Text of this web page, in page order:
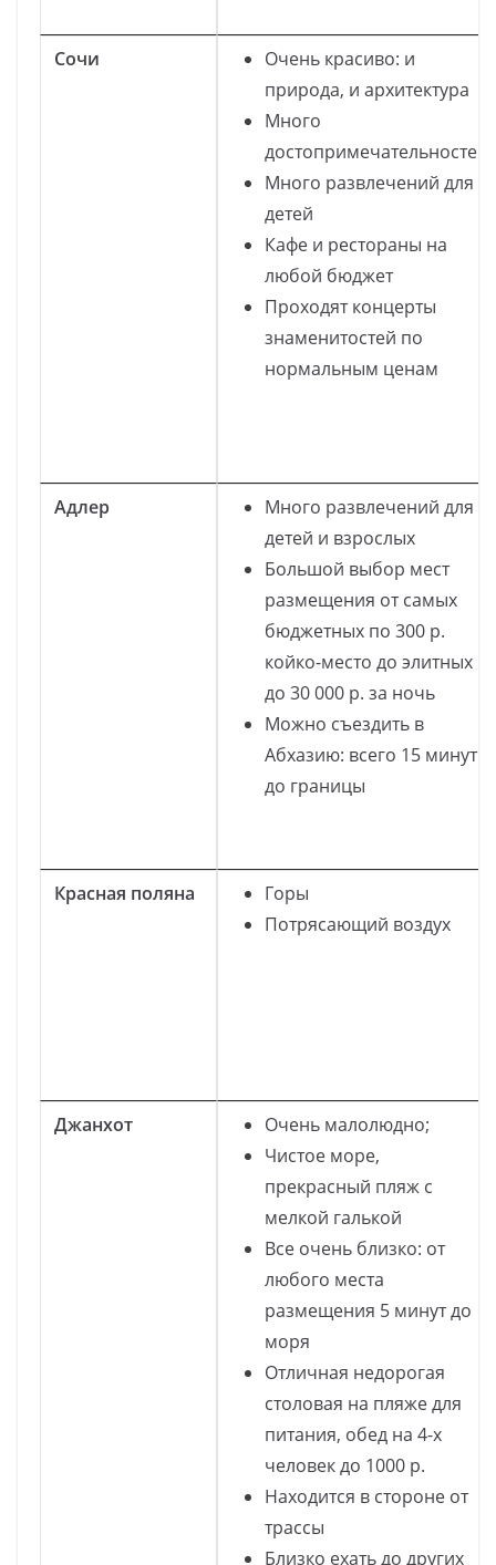
Сочи
Очень красиво: и
природа, и архитектура
Много
достопримечательностей
Много развлечений для
детей
Кафе и рестораны на
любой бюджет
Проходят концерты
знаменитостей по
нормальным ценам
Адлер
Много развлечений для
детей и взрослых
Большой выбор мест
размещения от самых
бюджетных по 300 р.
койко-место до элитных
до 30 000 р. за ночь
Можно съездить в
Абхазию: всего 15 минут
до границы
Красная поляна
Горы
Потрясающий воздух
Джанхот
Очень малолюдно;
Чистое море,
прекрасный пляж с
мелкой галькой
Все очень близко: от
любого места
размещения 5 минут до
моря
Отличная недорогая
столовая на пляже для
питания, обед на 4-х
человек до 1000 р.
Находится в стороне от
трассы
Близко ехать до других